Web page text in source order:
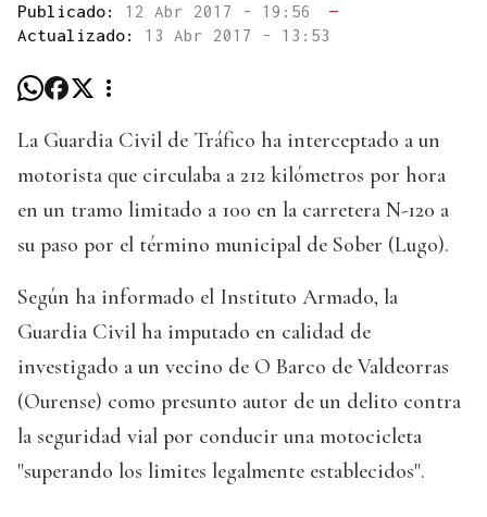
Publicado: 12 Abr 2017 - 19:56
—
Actualizado: 13 Abr 2017 - 13:53
La Guardia Civil de Tráfico ha interceptado a un
motorista que circulaba a 212 kilómetros por hora
en un tramo limitado a 100 en la carretera N-120 a
su paso por el término municipal de Sober (Lugo).
Según ha informado el Instituto Armado, la
Guardia Civil ha imputado en calidad de
investigado a un vecino de O Barco de Valdeorras
(Ourense) como presunto autor de un delito contra
la seguridad vial por conducir una motocicleta
"superando los limites legalmente establecidos".